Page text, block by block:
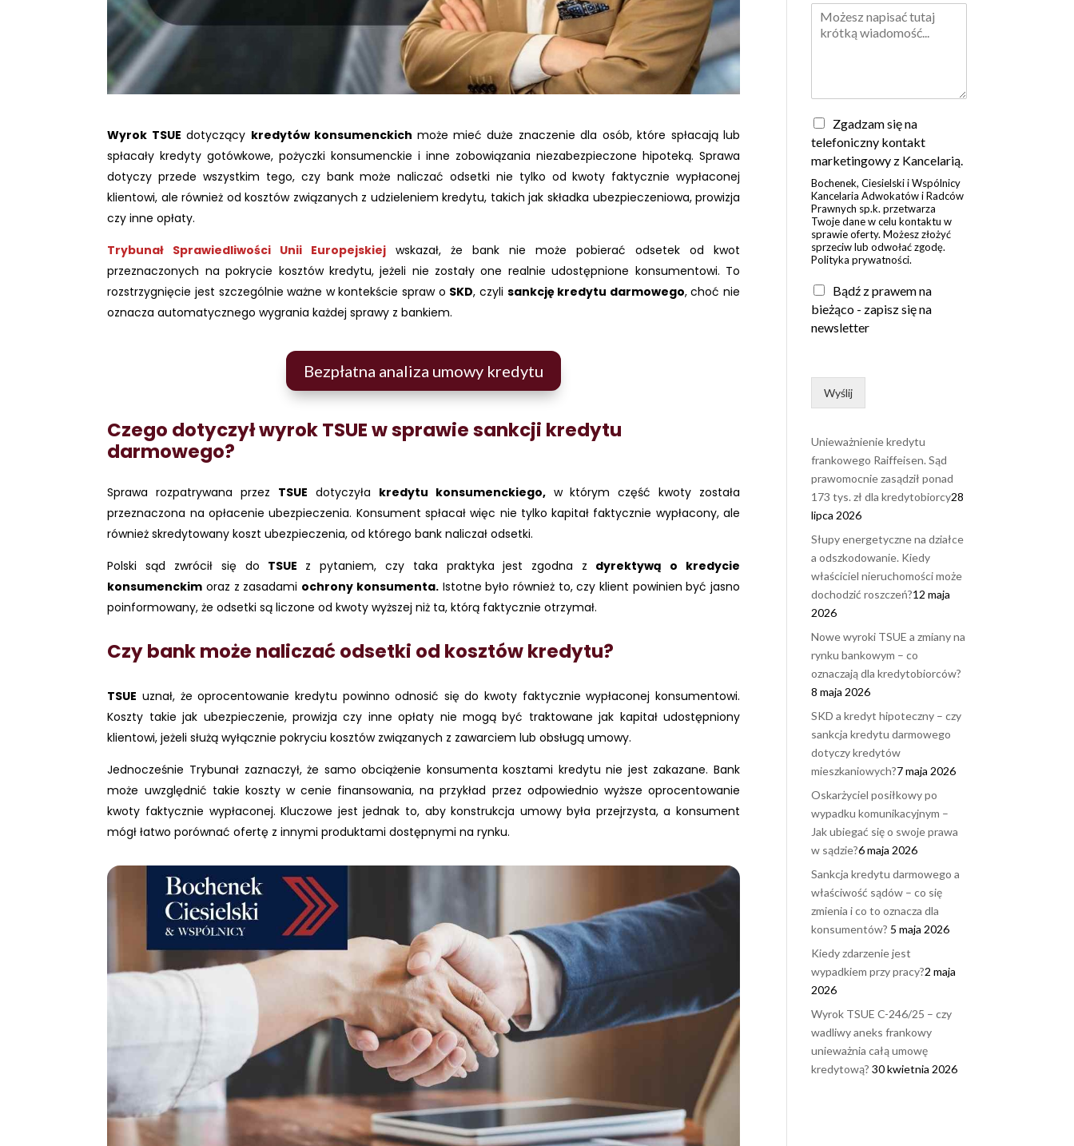
Wyrok TSUE dotyczący kredytów konsumenckich może mieć duże znaczenie dla osób, które spłacają lub
spłacały kredyty gotówkowe, pożyczki konsumenckie i inne zobowiązania niezabezpieczone hipoteką. Sprawa
dotyczy przede wszystkim tego, czy bank może naliczać odsetki nie tylko od kwoty faktycznie wypłaconej
klientowi, ale również od kosztów związanych z udzieleniem kredytu, takich jak składka ubezpieczeniowa, prowizja
czy inne opłaty.
Trybunał Sprawiedliwości Unii Europejskiej wskazał, że bank nie może pobierać odsetek od kwot
przeznaczonych na pokrycie kosztów kredytu, jeżeli nie zostały one realnie udostępnione konsumentowi. To
rozstrzygnięcie jest szczególnie ważne w kontekście spraw o SKD, czyli sankcję kredytu darmowego, choć nie
oznacza automatycznego wygrania każdej sprawy z bankiem.
Bezpłatna analiza umowy kredytu
Czego dotyczył wyrok TSUE w sprawie sankcji kredytu
darmowego?
Sprawa rozpatrywana przez TSUE dotyczyła kredytu konsumenckiego,w którym część kwoty została
przeznaczona na opłacenie ubezpieczenia. Konsument spłacał więc nie tylko kapitał faktycznie wypłacony, ale
również skredytowany koszt ubezpieczenia, od którego bank naliczał odsetki.
Polski sąd zwrócił się do TSUE z pytaniem, czy taka praktyka jest zgodna z dyrektywą o kredycie
konsumenckim oraz z zasadami ochrony konsumenta.Istotne było również to, czy klient powinien być jasno
poinformowany, że odsetki są liczone od kwoty wyższej niż ta, którą faktycznie otrzymał.
Czy bank może naliczać odsetki od kosztów kredytu?
TSUE uznał, że oprocentowanie kredytu powinno odnosić się do kwoty faktycznie wypłaconej konsumentowi.
Koszty takie jak ubezpieczenie, prowizja czy inne opłaty nie mogą być traktowane jak kapitał udostępniony
klientowi, jeżeli służą wyłącznie pokryciu kosztów związanych z zawarciem lub obsługą umowy.
Jednocześnie Trybunał zaznaczył, że samo obciążenie konsumenta kosztami kredytu nie jest zakazane. Bank
może uwzględnić takie koszty w cenie finansowania, na przykład przez odpowiednio wyższe oprocentowanie
kwoty faktycznie wypłaconej. Kluczowe jest jednak to, aby konstrukcja umowy była przejrzysta, a konsument
mógł łatwo porównać ofertę z innymi produktami dostępnymi na rynku.
Z
g
d
a
*
Zgadzam się na
telefoniczny kontakt
marketingowy z Kancelarią.
Bochenek, Ciesielski i Wspólnicy
Kancelaria Adwokatów i Radców
Prawnych sp.k. przetwarza
Twoje dane w celu kontaktu w
sprawie oferty. Możesz złożyć
sprzeciw lub odwołać zgodę.
Polityka prywatności.
Bądź z prawem na
bieżąco - zapisz się na
newsletter
Wyślij
Unieważnienie kredytu
frankowego Raiffeisen. Sąd
prawomocnie zasądził ponad
173 tys. zł dla kredytobiorcy28
lipca 2026
Słupy energetyczne na działce
a odszkodowanie. Kiedy
właściciel nieruchomości może
dochodzić roszczeń?12 maja
2026
Nowe wyroki TSUE a zmiany na
rynku bankowym – co
oznaczają dla kredytobiorców?
8 maja 2026
SKD a kredyt hipoteczny – czy
sankcja kredytu darmowego
dotyczy kredytów
mieszkaniowych?7 maja 2026
Oskarżyciel posiłkowy po
wypadku komunikacyjnym –
Jak ubiegać się o swoje prawa
w sądzie?6 maja 2026
Sankcja kredytu darmowego a
właściwość sądów – co się
zmienia i co to oznacza dla
konsumentów? 5 maja 2026
Kiedy zdarzenie jest
wypadkiem przy pracy?2 maja
2026
Wyrok TSUE C-246/25 – czy
wadliwy aneks frankowy
unieważnia całą umowę
kredytową?30 kwietnia 2026